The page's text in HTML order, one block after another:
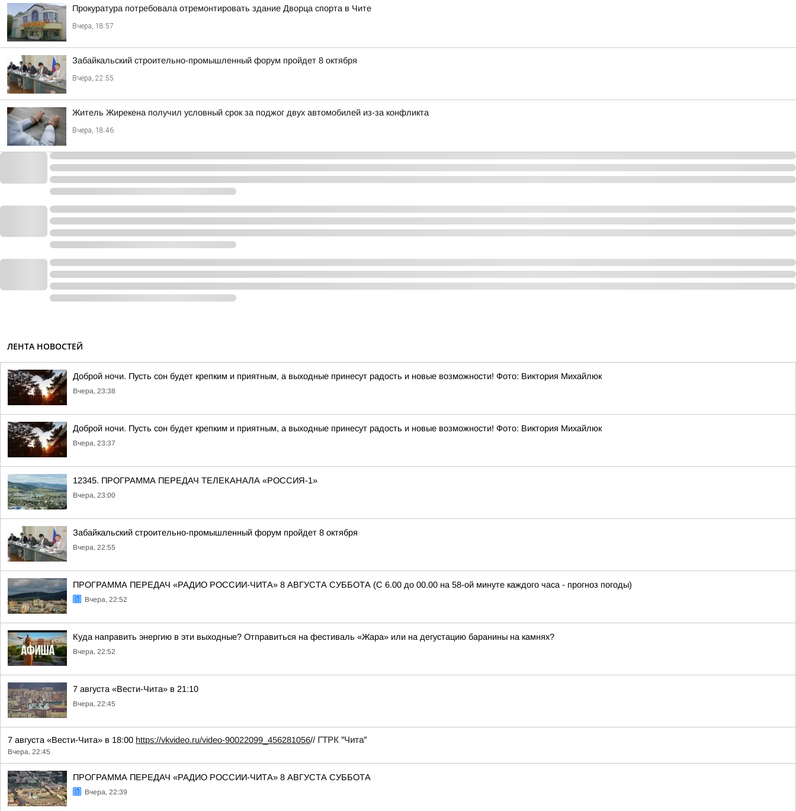
Прокуратура потребовала отремонтировать здание Дворца спорта в Чите
Вчера, 18:57
Забайкальский строительно-промышленный форум пройдет 8 октября
Вчера, 22:55
Житель Жирекена получил условный срок за поджог двух автомобилей из-за конфликта
Вчера, 18:46
ЛЕНТА НОВОСТЕЙ
Доброй ночи. Пусть сон будет крепким и приятным, а выходные принесут радость и новые возможности! Фото: Виктория Михайлюк
Вчера, 23:38
Доброй ночи. Пусть сон будет крепким и приятным, а выходные принесут радость и новые возможности! Фото: Виктория Михайлюк
Вчера, 23:37
12345. ПРОГРАММА ПЕРЕДАЧ ТЕЛЕКАНАЛА «РОССИЯ-1»
Вчера, 23:00
Забайкальский строительно-промышленный форум пройдет 8 октября
Вчера, 22:55
ПРОГРАММА ПЕРЕДАЧ «РАДИО РОССИИ-ЧИТА» 8 АВГУСТА СУББОТА (С 6.00 до 00.00 на 58-ой минуте каждого часа - прогноз погоды)
Вчера, 22:52
Куда направить энергию в эти выходные? Отправиться на фестиваль «Жара» или на дегустацию баранины на камнях?
Вчера, 22:52
7 августа «Вести-Чита» в 21:10
Вчера, 22:45
7 августа «Вести-Чита» в 18:00 https://vkvideo.ru/video-90022099_456281056// ГТРК "Чита"
Вчера, 22:45
ПРОГРАММА ПЕРЕДАЧ «РАДИО РОССИИ-ЧИТА» 8 АВГУСТА СУББОТА
Вчера, 22:39